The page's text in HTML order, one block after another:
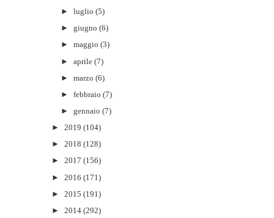
►luglio (5)
►giugno (6)
►maggio (3)
►aprile (7)
►marzo (6)
►febbraio (7)
►gennaio (7)
► 2019 (104)
► 2018 (128)
► 2017 (156)
► 2016 (171)
► 2015 (191)
► 2014 (292)